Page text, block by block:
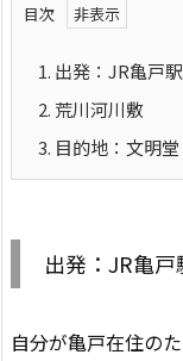
目次
1. 出発：JR亀戸駅
2. 荒川河川敷
3. 目的地：文明
出発：JR亀戸
自分が亀戸在住の